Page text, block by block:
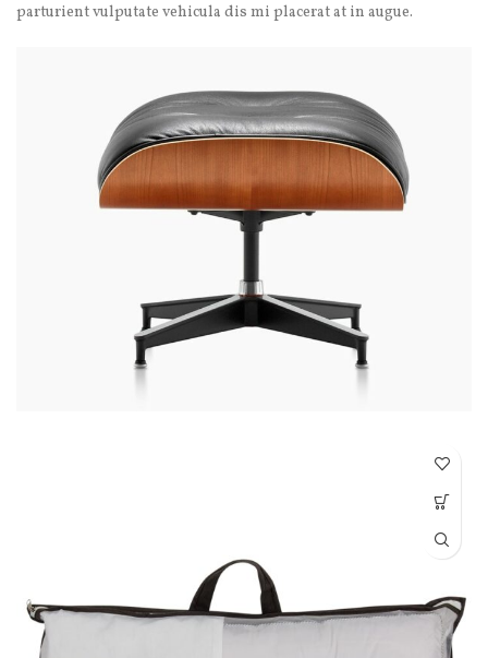
parturient vulputate vehicula dis mi placerat at in augue.